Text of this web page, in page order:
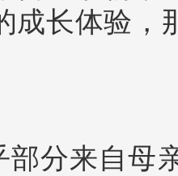
成长体验，
部分来自母